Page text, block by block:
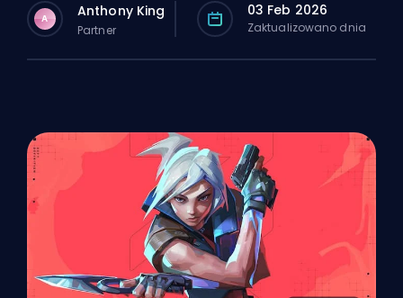
A Anthony King
Partner
03 Feb 2026
Zaktualizowano dnia